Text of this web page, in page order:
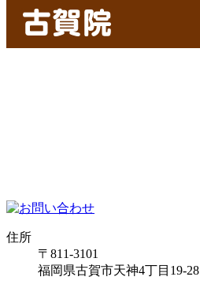
住所
〒811-3101
福岡県古賀市天神4丁目19-28